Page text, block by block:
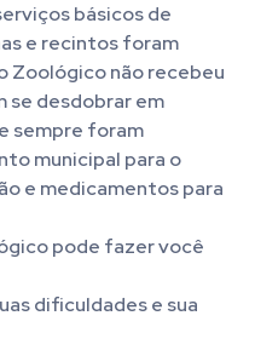
básicos de
e recintos foram
Zoológico não recebeu
se desdobrar em
sempre foram
municipal para o
e medicamentos para
pode fazer você
dificuldades e sua